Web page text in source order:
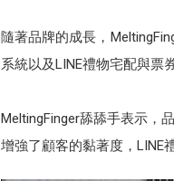
隨著品牌的成長，
系統以及LINE禮物宅配與票
MeltingFinger舔舔手表示，
增強了顧客的黏著度，LINE